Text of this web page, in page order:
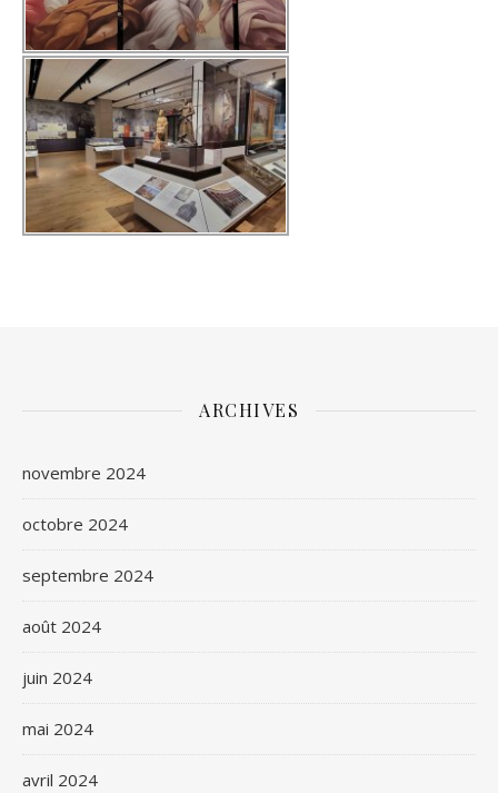
ARCHIVES
novembre 2024
octobre 2024
septembre 2024
août 2024
juin 2024
mai 2024
avril 2024